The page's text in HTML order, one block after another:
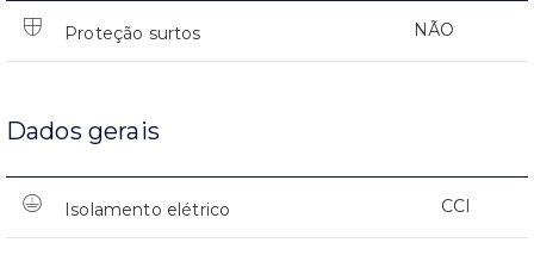
Proteção surtos NÃO
Dados gerais
Isolamento elétrico CCI